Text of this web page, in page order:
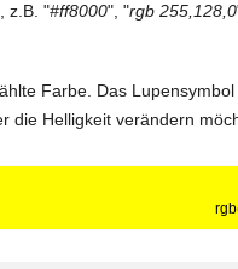
z.B. "#ff8000", "rgb 255,128,0
Farbe. Das
die Helligkeit verändern